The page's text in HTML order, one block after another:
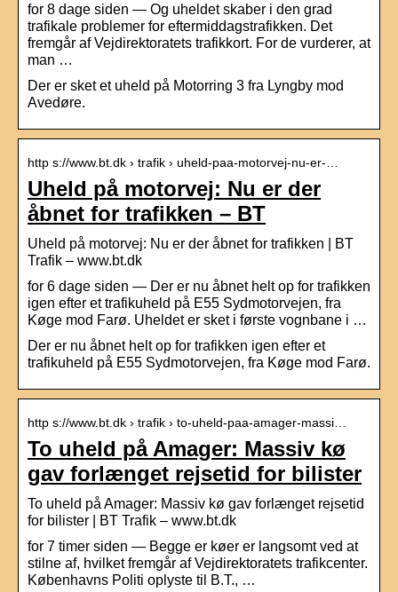
for 8 dage siden — Og uheldet skaber i den grad
trafikale problemer for eftermiddagstrafikken. Det
fremgår af Vejdirektoratets trafikkort. For de vurderer, at
man …
Der er sket et uheld på Motorring 3 fra Lyngby mod
Avedøre.
http s://www.bt.dk › trafik › uheld-paa-motorvej-nu-er-…
Uheld på motorvej: Nu er der
åbnet for trafikken – BT
Uheld på motorvej: Nu er der åbnet for trafikken | BT
Trafik – www.bt.dk
for 6 dage siden — Der er nu åbnet helt op for trafikken
igen efter et trafikuheld på E55 Sydmotorvejen, fra
Køge mod Farø. Uheldet er sket i første vognbane i …
Der er nu åbnet helt op for trafikken igen efter et
trafikuheld på E55 Sydmotorvejen, fra Køge mod Farø.
http s://www.bt.dk › trafik › to-uheld-paa-amager-massi…
To uheld på Amager: Massiv kø
gav forlænget rejsetid for bilister
To uheld på Amager: Massiv kø gav forlænget rejsetid
for bilister | BT Trafik – www.bt.dk
for 7 timer siden — Begge er køer er langsomt ved at
stilne af, hvilket fremgår af Vejdirektoratets trafikcenter.
Københavns Politi oplyste til B.T., …